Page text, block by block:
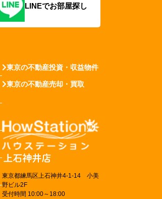
LINEでお部屋探し
東京の不動産投資・収益物件
東京の不動産売却・買取
東京都練馬区上石神井4-1-14 小美
野ビル2F
受付時間 10:00～18:00